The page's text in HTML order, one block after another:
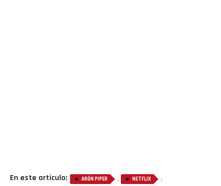
En este artículo: ARÓN PIPER , NETFLIX ,